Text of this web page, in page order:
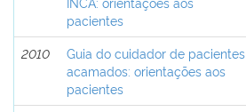
pacientes
2010
Guia do cuidador de pacientes
acamados: orientações aos
pacientes